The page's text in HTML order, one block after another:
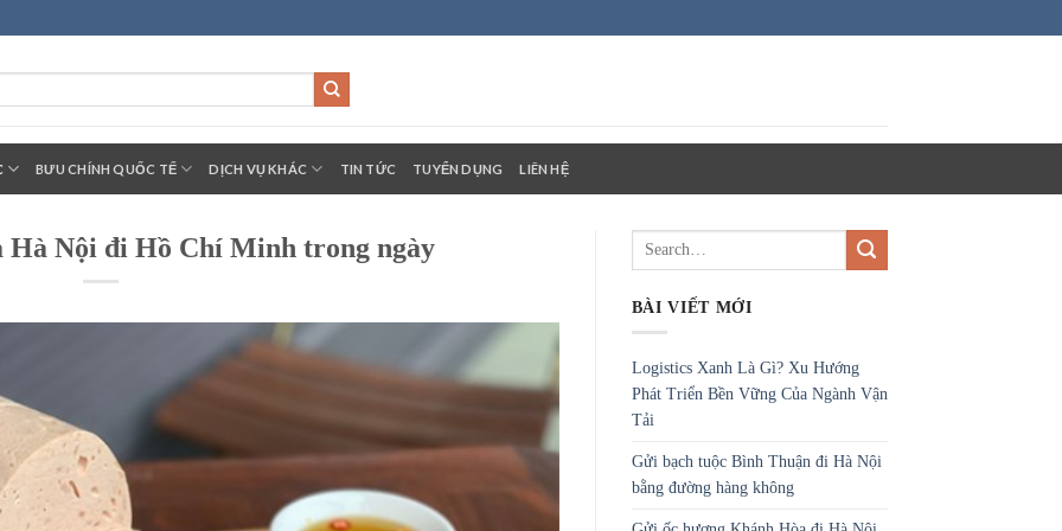
BƯU CHÍNH QUỐC TẾ DỊCH VỤ KHÁC TIN TỨC TUYỂN DỤNG LIÊN HỆ
Hà Nội đi Hồ Chí Minh trong ngày
BÀI VIẾT MỚI
Logistics Xanh Là Gì? Xu Hướng
Phát Triển Bền Vững Của Ngành Vận
Tải
Gửi bạch tuộc Bình Thuận đi Hà Nội
bằng đường hàng không